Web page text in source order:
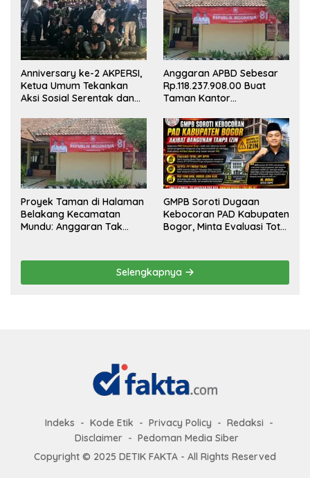
Anniversary ke-2 AKPERSI,
Ketua Umum Tekankan
Aksi Sosial Serentak dan
Konstituen ke Dewan Pers
Anggaran APBD Sebesar
Rp.118.237.908.00 Buat
Taman Kantor
Masuk Akal, Harus
Dipertanggungjawabkan
Secara Terbuka!
Proyek Taman di Halaman
Belakang Kecamatan
Mundu: Anggaran Tak
GMPB Soroti Dugaan
Kebocoran PAD Kabupaten
Bogor, Minta Evaluasi Total
Selengkapnya
Indeks Kode Etik Privacy Policy
Redaksi
Disclaimer
Pedoman Media Siber
Copyright © 2025 DETIK FAKTA - All Rights Reserved